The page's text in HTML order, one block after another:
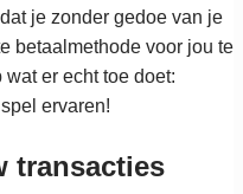
je zonder gedoe van je
betaalmethode voor jou te
er echt toe doet:
ervaren!
transacties